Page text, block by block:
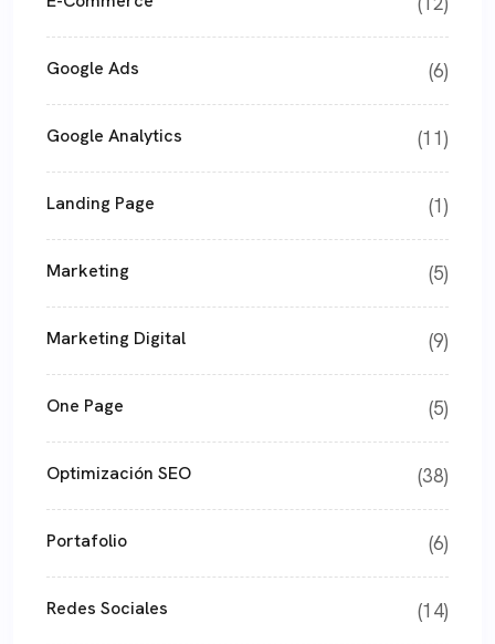
Google Ads (6)
Google Analytics (11)
Landing Page (1)
Marketing (5)
Marketing Digital (9)
One Page (5)
Optimización SEO (38)
Portafolio (6)
Redes Sociales (14)